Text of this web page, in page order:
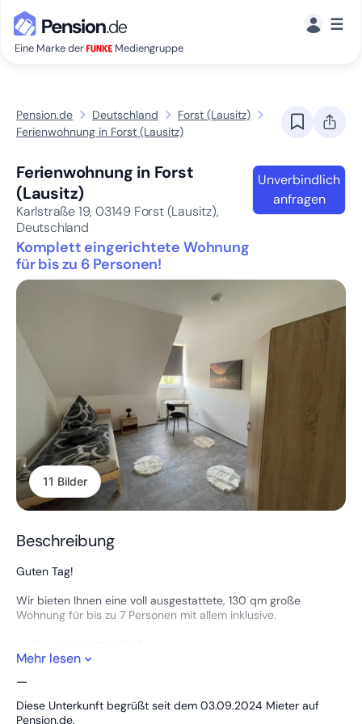
Eine Marke der Mediengruppe
☰
Pension.de Deutschland
Forst (Lausitz)
Ferienwohnung in Forst (Lausitz)
Ferienwohnung in Forst
(Lausitz)
Karlstraße 19,03149 Forst (Lausitz),
Deutschland
Komplett eingerichtete Wohnung
für bis zu 6 Personen!
Unverbindlich
anfragen
11 Bilder
Beschreibung
Guten Tag!
Wir bieten Ihnen eine voll ausgestattete, 130 qm große
Wohnung für bis zu 7 Personen mit allem inklusive.
-TV in Doppelzimmern
-Waschmaschine
-kostenloser Parkplatz
-WLAN
Mehr lesen
—
Diese Unterkunft begrüßt seit dem 03.09.2024 Mieter auf
Pension.de.